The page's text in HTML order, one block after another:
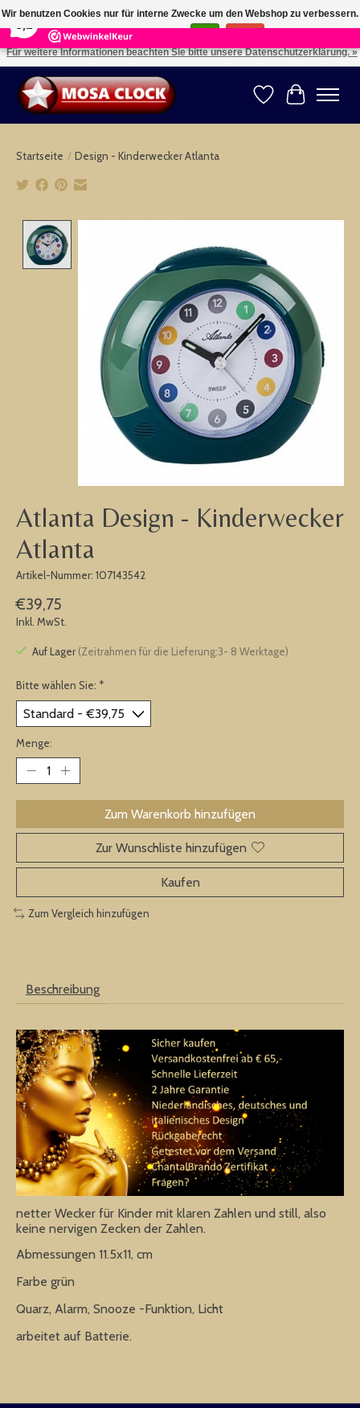
164 Reviews ×
Kies uw taal: NL -- Wählen Sie ihre Sprache: DE -- Choose your language: EN ⇓ ⇒
Wunschzettel
Ihr
Startseite / Design - Kinderwecker Atlanta
Atlanta Design - Kinderwecker
Atlanta
Artikel-Nummer: 107143542
€39,75
Inkl. MwSt.
Auf Lager (Zeitrahmen für die Lieferung:3- 8 Werktage)
Bitte wählen Sie: *
Menge:
Zum Warenkorb hinzufügen
Zur Wunschliste hinzufügen
Kaufen
Zum Vergleich hinzufügen
Beschreibung
netter Wecker für Kinder mit klaren Zahlen und still, also
keine nervigen Zecken der Zahlen.
Abmessungen 11.5x11, cm
Farbe grün
Quarz, Alarm, Snooze -Funktion, Licht
arbeitet auf Batterie.
Wir benutzen Cookies nur für interne Zwecke um den Webshop zu verbessern.
Ist das in Ordnung?
Für weitere Informationen beachten Sie bitte unsere Datenschutzerklärung. »